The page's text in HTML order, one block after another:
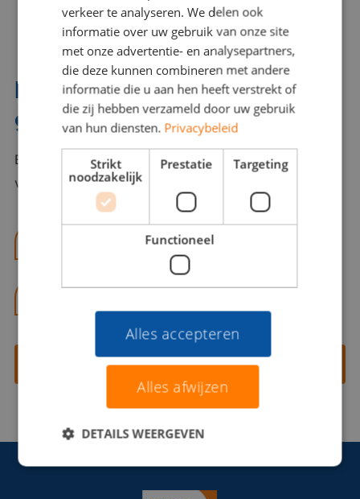
Interesse? Benno helpt je
graag verder!
Bel of mail Benno met al jouw vragen. Benno staat
voor je klaar en helpt je graag!
benno@viajou.nl
Contact opnemen
verkeer te analyseren. We delen ook
informatie over uw gebruik van onze site
met onze advertentie- en analysepartners,
die deze kunnen combineren met andere
informatie die u aan hen heeft verstrekt of
die zij hebben verzameld door uw gebruik
van hun diensten. Privacybeleid
Strikt
noodzakelijk
Prestatie Targeting
Functioneel
Alles accepteren
Alles afwijzen
DETAILS WEERGEVEN